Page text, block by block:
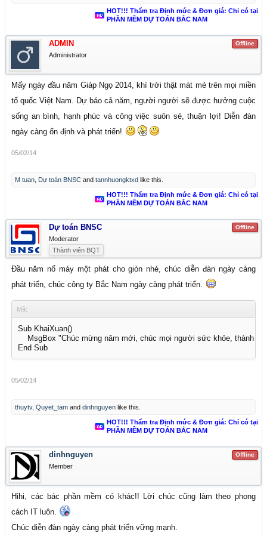
HOT!!! Thẩm tra Định mức & Đơn giá: Chỉ có tại
PHẦN MỀM DỰ TOÁN BẮC NAM
Offline
ADMIN
Administrator
Mấy ngày đầu năm Giáp Ngọ 2014, khí trời thật mát mẻ trên mọi miền
tổ quốc Việt Nam. Dự báo cả năm, người người sẽ được hưởng cuộc
sống an bình, hạnh phúc và công việc suôn sẻ, thuận lợi! Diễn đàn
ngày càng ổn định và phát triển!
05/02/14
M tuan Dự toán BNSC and tannhuongktxd like this.
HOT!!! Thẩm tra Định mức & Đơn giá: Chỉ có tại
PHẦN MỀM DỰ TOÁN BẮC NAM
Offline
Dự toán BNSC
Moderator
Thành viên BQT
Đầu năm nổ máy một phát cho giòn nhé, chúc diễn đàn ngày càng
phát triển, chúc công ty Bắc Nam ngày càng phát triển.
Mã:
Sub KhaiXuan()
MsgBox "Chúc mừng năm mới, chúc mọi người sức khỏe, thành
05/02/14
thuytv, Quyet_tam and dinhnguyen like this.
HOT!!! Thẩm tra Định mức & Đơn giá: Chỉ có tại
PHẦN MỀM DỰ TOÁN BẮC NAM
Offline
dinhnguyen
Member
Hihi, các bác phần mềm có khác!! Lời chúc cũng làm theo phong
cách IT luôn.
Chúc diễn đàn ngày càng phát triển vững mạnh.